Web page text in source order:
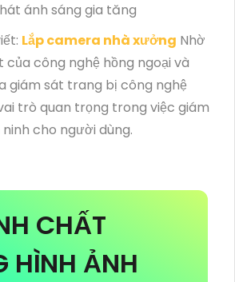
ánh sáng gia tăng
Lắp camera nhà xưởng Nhờ
công nghệ hồng ngoại và
giám sát trang bị công nghệ
trò quan trọng trong việc giám
cho người dùng.
CHẤT
HÌNH ẢNH